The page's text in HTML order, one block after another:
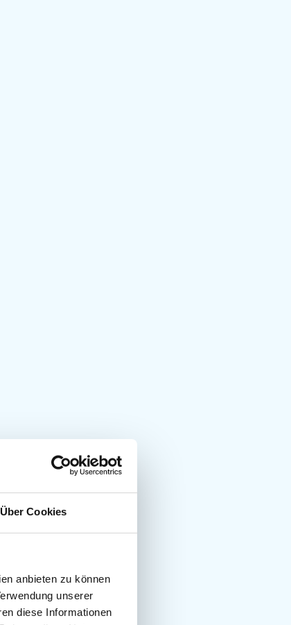
Über Cookies
anbieten zu können
unserer
diese Informationen